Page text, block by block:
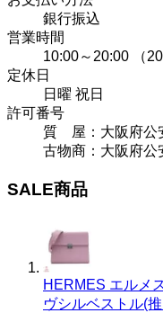
銀行振込
営業時間
10:00～20:00 （
定休日
日曜 祝日
許可番号
質 屋：大阪府公
古物商：大阪府公
SALE商品
HERMES エルメ
ヴシルベストル(